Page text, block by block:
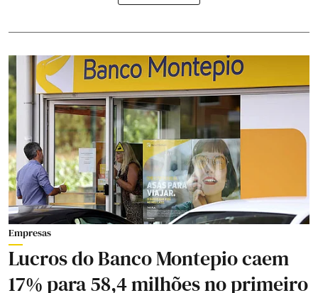
Empresas
Lucros do Banco Montepio caem
17% para 58,4 milhões no primeiro